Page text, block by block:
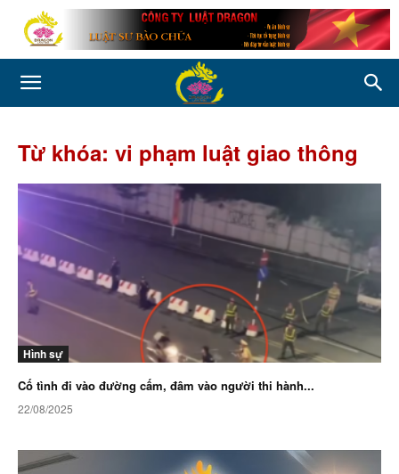
Từ khóa: vi phạm luật giao thông
Hình sự
Cố tình đi vào đường cấm, đâm vào người thi hành...
22/08/2025